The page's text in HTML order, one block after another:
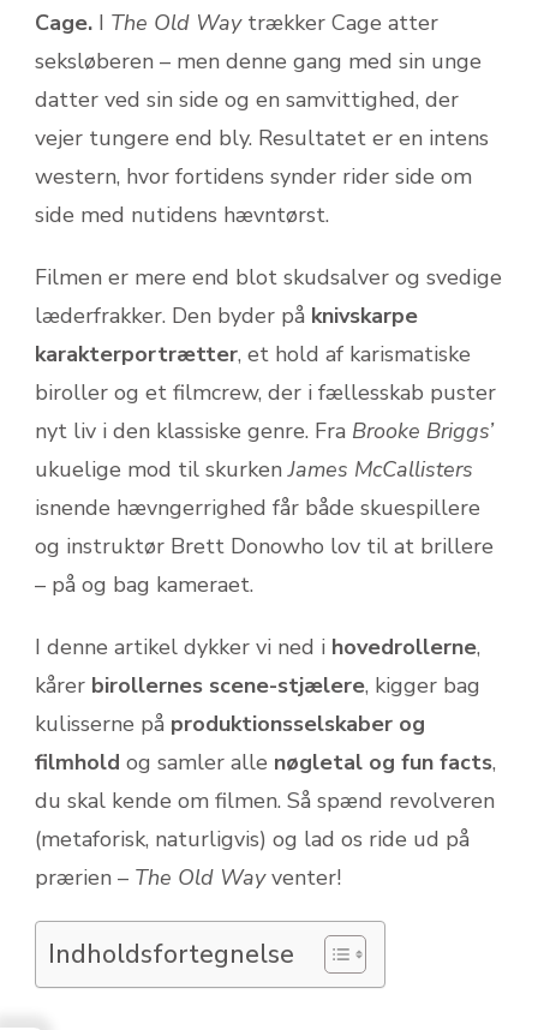
Cage. I The Old Waytrækker Cage atter
seksløberen – men denne gang med sin unge
datter ved sin side og en samvittighed, der
vejer tungere end bly. Resultatet er en intens
western, hvor fortidens synder rider side om
side med nutidens hævntørst.
Filmen er mere end blot skudsalver og svedige
læderfrakker. Den byder på knivskarpe
karakter­portrætter, et hold af karismatiske
biroller og et filmcrew, der i fællesskab puster
nyt liv i den klassiske genre. Fra Brooke Briggs’
ukuelige mod til skurkenJames McCallisters
isnende hævngerrighed får både skuespillere
og instruktør Brett Donowho lov til at brillere
– på og bag kameraet.
I denne artikel dykker vi ned i hovedrollerne,
kårer birollernes scene-stjælere, kigger bag
kulisserne på produktionsselskaber og
filmhold og samler alle nøgletal og fun facts,
du skal kende om filmen. Så spænd revolveren
(metaforisk, naturligvis) og lad os ride ud på
prærien – The Old Wayventer!
Indholdsfortegnelse